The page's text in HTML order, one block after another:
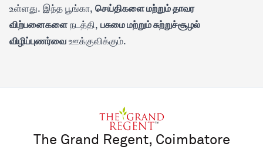
உள்ளது. இந்த பூங்கா, செய்திகளை மற்றும் தாவர
விற்பனைகளை நடத்தி, பசுமை மற்றும் சுற்றுச்சூழல்
விழிப்புணர்வை ஊக்குவிக்கும்.
The Grand Regent, Coimbatore